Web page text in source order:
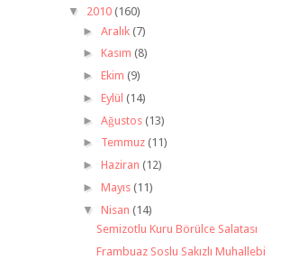
▼ 2010 (160)
► Aralık (7)
► Kasım (8)
► Ekim (9)
► Eylül (14)
► Ağustos (13)
► Temmuz (11)
► Haziran (12)
► Mayıs (11)
▼ Nisan (14)
Semizotlu Kuru Börülce Salatası
Frambuaz Soslu Sakızlı Muhallebi